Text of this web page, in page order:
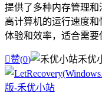
提供了多种内存管理
高计算机的运行速度和
体验和效率，适合需
赞(0) 禾优